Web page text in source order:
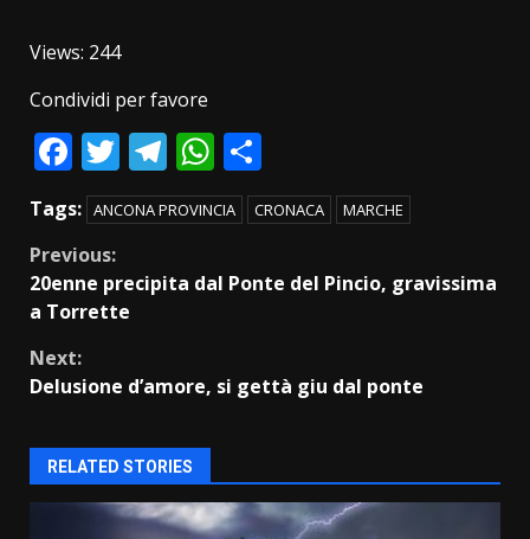
Views: 244
Condividi per favore
Facebook
Twitter
Telegram
WhatsApp
Tags: ANCONA PROVINCIA CRONACA MARCHE
Continue
Reading
Previous:
20enne precipita dal Ponte del Pincio, gravissima
a Torrette
Next:
Delusione d’amore, si gettà giu dal ponte
RELATED STORIES